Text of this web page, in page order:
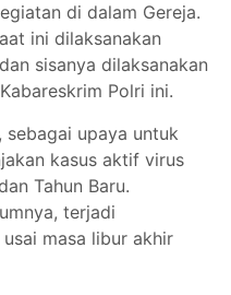
di dalam Gereja.
ini dilaksanakan
sisanya dilaksanakan
Polri ini.
sebagai upaya untuk
kasus aktif virus
Tahun Baru.
terjadi
masa libur akhir